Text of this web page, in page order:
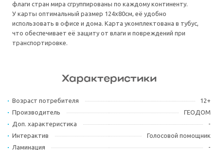
флаги стран мира сгруппированы по каждому континенту.
У карты оптимальный размер 124х80см, её удобно
использовать в офисе и дома. Карта укомплектована в тубус,
что обеспечивает её защиту от влаги и повреждений при
транспортировке.
Характеристики
Возраст потребителя
12+
Производитель
ГЕОДОМ
Доп. характеристика
-
Интерактив
Голосовой помощник
Ламинация
-